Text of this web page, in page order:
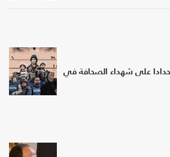
حدادا على شهداء الصحافة في